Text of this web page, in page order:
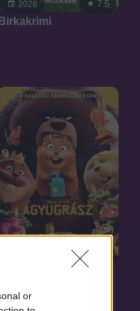
or
2026 7.5
Birkakrimi